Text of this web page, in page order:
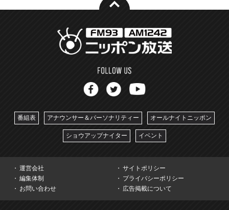
番組表 アナウンサー＆パーソナリティー オールナイトニッポン
ショウアップナイター イベント
運営会社
サイトポリシー
編集体制
プライバシーポリシー
お問い合わせ
広告掲載について